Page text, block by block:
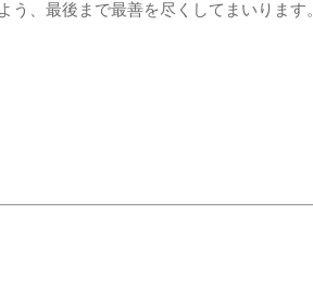
、最後まで最善を尽くしてまいります。